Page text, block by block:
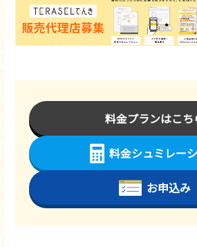
料金プランはこち
料金シュミレー
お申込み